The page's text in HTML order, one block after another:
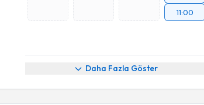
11:00
Daha Fazla Göster
Randevu Takvimi Talebi